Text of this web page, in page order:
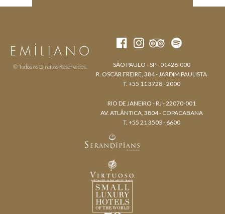
© Todos os Direitos Reservados.
SÃO PAULO - SP - 01426-000
R. OSCAR FREIRE, 384 - JARDIM PAULISTA
T. +55 11 3728 - 2000
RIO DE JANEIRO - RJ - 22070-001
AV. ATLÂNTICA, 3804 - COPACABANA
T. +55 21 3503 - 6600